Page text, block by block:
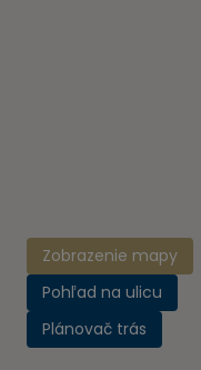
Zobrazenie mapy
Pohľad na ulicu
Plánovač trás